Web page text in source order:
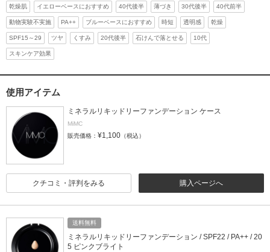
乾燥肌 イエローベースにおすすめ 40代後半 薄づき 30代後半 40代前半
動物実験不実施 PA++ ブルーベースにおすすめ 時短 透明感 乾燥
SPF15～29 ツヤ くすみ 20代後半 石けんで落とせる 10代
スキンケア効果
使用アイテム
ミネラルリキッドリーファンデーション ケース
MiMC
販売価格： ¥1,100 （税込）
購入ページへ
クチコミ・評判をみる
送料無料
ミネラルリキッドリーファンデーション / SPF22 / PA++ / 20
5 ピンクブライト